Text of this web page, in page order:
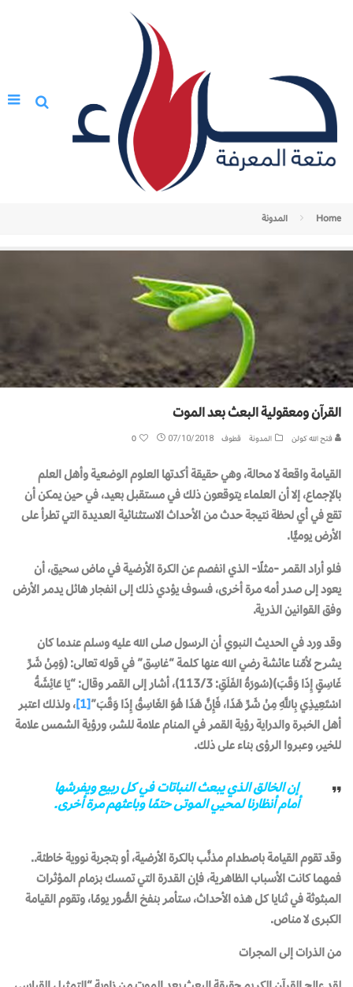
Home المدونة
القرآن ومعقولية البعث بعد الموت
فتح الله كولن المدونة قطوف 07/10/2018
0
القيامة واقعة لا محالة، وهي حقيقة أكدتها العلوم الوضعية وأهل العلم
بالإجماع، إلا أن العلماء يتوقعون ذلك في مستقبل بعيد، في حين يمكن أن
تقع في أي لحظة نتيجة حدث من الأحداث الاستثنائية العديدة التي تطرأ على
الأرض يوميًّا.
فلو أراد القمر -مثلًا- الذي انفصم عن الكرة الأرضية في ماض سحيق، أن
يعود إلى صدر أمه مرة أخرى، فسوف يؤدي ذلك إلى انفجار هائل يدمر الأرض
وفق القوانين الذرية.
وقد ورد في الحديث النبوي أن الرسول صلى الله عليه وسلم عندما كان
يشرح لأمّنا عائشة رضي الله عنها كلمة “غاسِق” في قوله تعالى: (وَمِنْ شَرِّ
غَاسِقٍ إِذَا وَقَبَ)(سُورَةُ الفَلَقِ: 113/3)، أشار إلى القمر وقال: “يَا عَائِشَةُ
اسْتَعِيذِي بِاللَّهِ مِنْ شَرِّ هَذَا، فَإِنَّ هَذَا هُوَ الغَاسِقُ إِذَا وَقَبَ”[1]
، ولذلك اعتبر
أهل الخبرة والدراية رؤية القمر في المنام علامة للشر، ورؤية الشمس علامة
للخير، وعبروا الرؤى بناء على ذلك.
إن الخالق الذي يبعث النباتات في كل ربيع ويفرشها
أمام أنظارنا لمحيي الموتى حتمًا وباعثهم مرة أخرى.
وقد تقوم القيامة باصطدام مذنَّب بالكرة الأرضية، أو بتجربة نووية خاطئة..
فمهما كانت الأسباب الظاهرية، فإن القدرة التي تمسك بزمام المؤثرات
المبثوثة في ثنايا كل هذه الأحداث، ستأمر بنفخ الصُّور يومًا، وتقوم القيامة
الكبرى لا مناص.
من الذرات إلى المجرات